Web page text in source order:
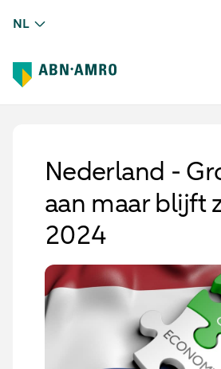
NL
Nederland -
aan maar blijft
2024